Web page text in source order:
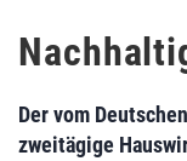
Der vom
zweitägige